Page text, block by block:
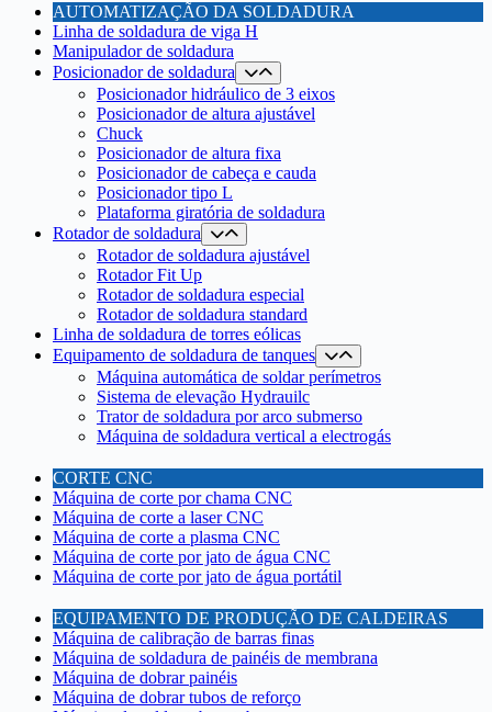
AUTOMATIZAÇÃO DA SOLDADURA
Linha de soldadura de viga H
Manipulador de soldadura
Posicionador de soldadura
Posicionador hidráulico de 3 eixos
Posicionador de altura ajustável
Chuck
Posicionador de altura fixa
Posicionador de cabeça e cauda
Posicionador tipo L
Plataforma giratória de soldadura
Rotador de soldadura
Rotador de soldadura ajustável
Rotador Fit Up
Rotador de soldadura especial
Rotador de soldadura standard
Linha de soldadura de torres eólicas
Equipamento de soldadura de tanques
Máquina automática de soldar perímetros
Sistema de elevação Hydrauilc
Trator de soldadura por arco submerso
Máquina de soldadura vertical a electrogás
CORTE CNC
Máquina de corte por chama CNC
Máquina de corte a laser CNC
Máquina de corte a plasma CNC
Máquina de corte por jato de água CNC
Máquina de corte por jato de água portátil
EQUIPAMENTO DE PRODUÇÃO DE CALDEIRAS
Máquina de calibração de barras finas
Máquina de soldadura de painéis de membrana
Máquina de dobrar painéis
Máquina de dobrar tubos de reforço